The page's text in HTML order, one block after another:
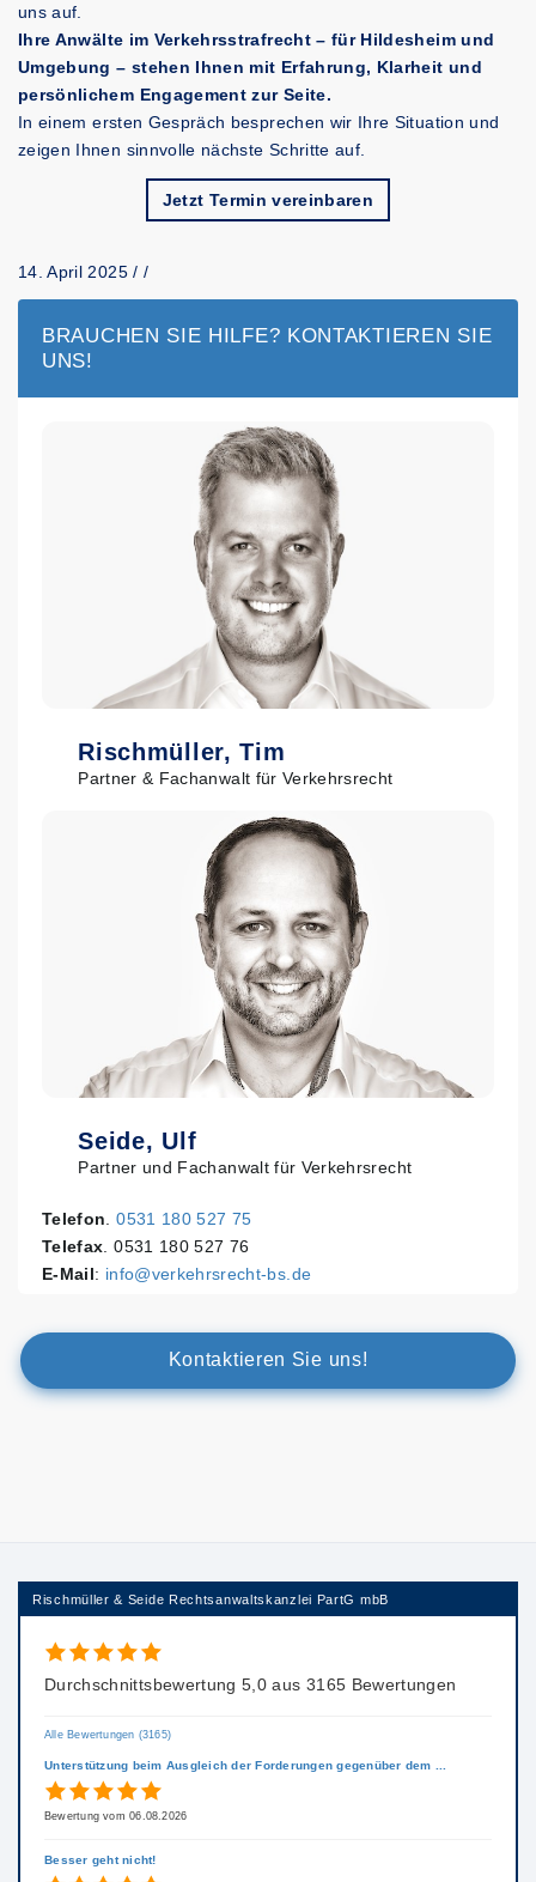
uns auf.
Ihre Anwälte im Verkehrsstrafrecht – für Hildesheim und
Umgebung – stehen Ihnen mit Erfahrung, Klarheit und
persönlichem Engagement zur Seite.
In einem ersten Gespräch besprechen wir Ihre Situation und
zeigen Ihnen sinnvolle nächste Schritte auf.
Jetzt Termin vereinbaren
14. April 2025 /
BRAUCHEN SIE HILFE? KONTAKTIEREN SIE
UNS!
Rischmüller, Tim
Partner & Fachanwalt für Verkehrsrecht
Seide, Ulf
Partner und Fachanwalt für Verkehrsrecht
Telefon .0531 180 527 75
Telefax . 0531 180 527 76
E-Mail: info@verkehrsrecht-bs.de
Kontaktieren Sie uns!
Rischmüller & Seide Rechtsanwaltskanzlei PartG mbB
Durchschnittsbewertung 5,0 aus 3165 Bewertungen
Alle Bewertungen (3165)
Unterstützung beim Ausgleich der Forderungen gegenüber dem ...
Bewertung vom 06.08.2026
Besser geht nicht!